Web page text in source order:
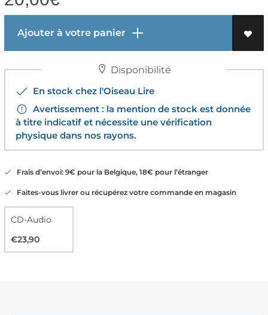
Ajouter à votre panier
Disponibilité
En stock chez l'Oiseau Lire
Avertissement : la mention de stock est donnée
à titre indicatif et nécessite une vérification
physique dans nos rayons.
Frais d’envoi: 9€ pour la Belgique, 18€ pour l’étranger
Faites-vous livrer ou récupérez votre commande en magasin
CD-Audio
€23,90